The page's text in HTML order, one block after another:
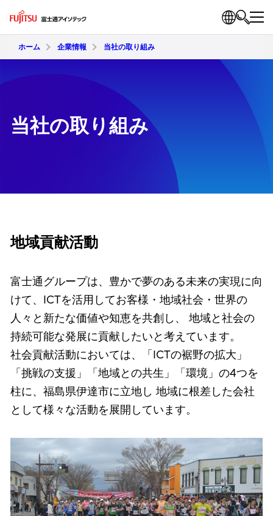
ホーム 企業情報 当社の取り組み
当社の取り組み
地域貢献活動
富士通グループは、豊かで夢のある未来の実現に向
けて、ICTを活用してお客様・地域社会・世界の
人々と新たな価値や知恵を共創し、 地域と社会の
持続可能な発展に貢献したいと考えています。
社会貢献活動においては、「ICTの裾野の拡大」
「挑戦の支援」「地域との共生」「環境」の4つを
柱に、福島県伊達市に立地し 地域に根差した会社
として様々な活動を展開しています。